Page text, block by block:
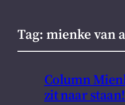
Tag: mienke van
Column
zit naar